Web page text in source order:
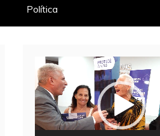
Política
Reproductor
de
video